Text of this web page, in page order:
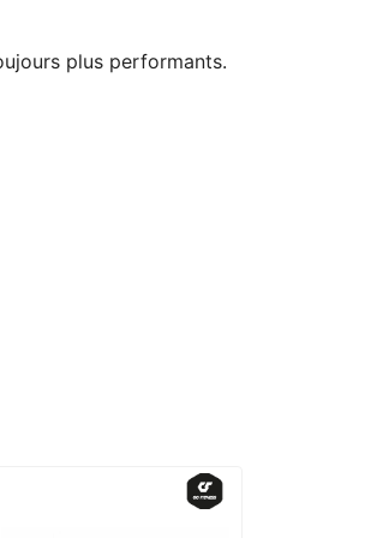
plus performants.